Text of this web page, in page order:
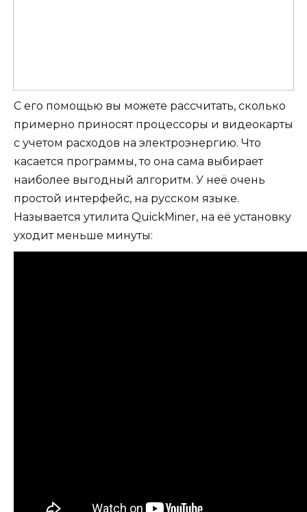
С его помощью вы можете рассчитать, сколько
примерно приносят процессоры и видеокарты
с учетом расходов на электроэнергию. Что
касается программы, то она сама выбирает
наиболее выгодный алгоритм. У неё очень
простой интерфейс, на русском языке.
Называется утилита QuickMiner, на её установку
уходит меньше минуты: